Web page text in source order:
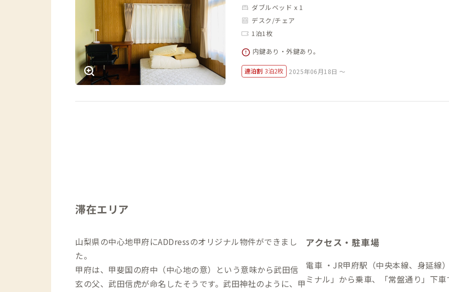
ダブルベッド x 1
デスク/チェア
1泊1枚
内鍵あり・外鍵あり。
連泊割 3泊2枚 2025年06月18日 ～
滞在エリア
山梨県の中心地甲府にADDressのオリジナル物件ができまし
た。
甲府は、甲斐国の府中（中心地の意）という意味から武田信
玄の父、武田信虎が命名したそうです。武田神社のように、甲
アクセス・駐車場
電車 ・JR甲府駅（中央本線、身延線）から徒歩12分
ミナル」から乗車、「常盤通り」下車